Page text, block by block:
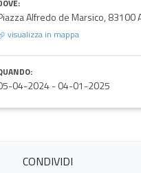
Alfredo de Marsico, 83100
visualizza in mappa
04-2024 -04-01-2025
CONDIVIDI